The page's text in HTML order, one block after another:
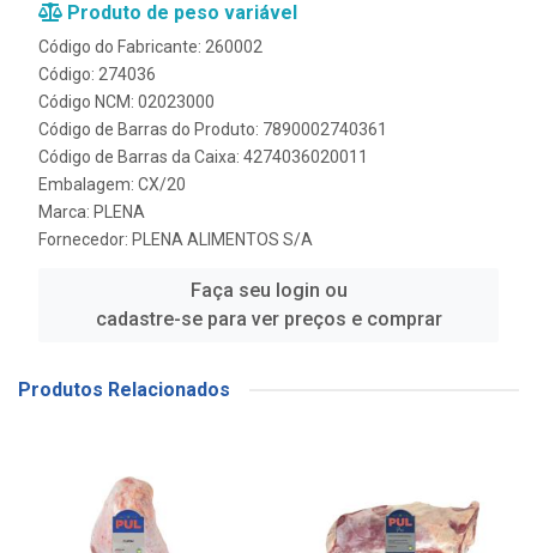
Produto de peso variável
Código do Fabricante: 260002
Código: 274036
Código NCM: 02023000
Código de Barras do Produto: 7890002740361
Código de Barras da Caixa: 4274036020011
Embalagem: CX/20
Marca: PLENA
Fornecedor: PLENA ALIMENTOS S/A
Faça seu login ou
cadastre-se para ver preços e comprar
Produtos Relacionados